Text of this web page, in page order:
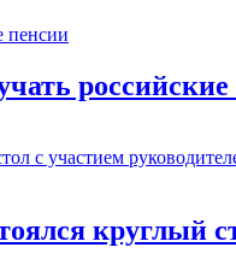
круглый